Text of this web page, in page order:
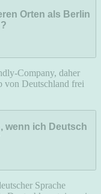
Orten als Berlin
Company, daher
von Deutschland frei
wenn ich Deutsch
Sprache